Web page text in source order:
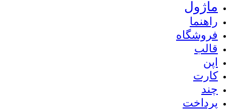
ماژول
راهنما
فروشگاه
قالب
اپن
کارت
چند
پرداخت